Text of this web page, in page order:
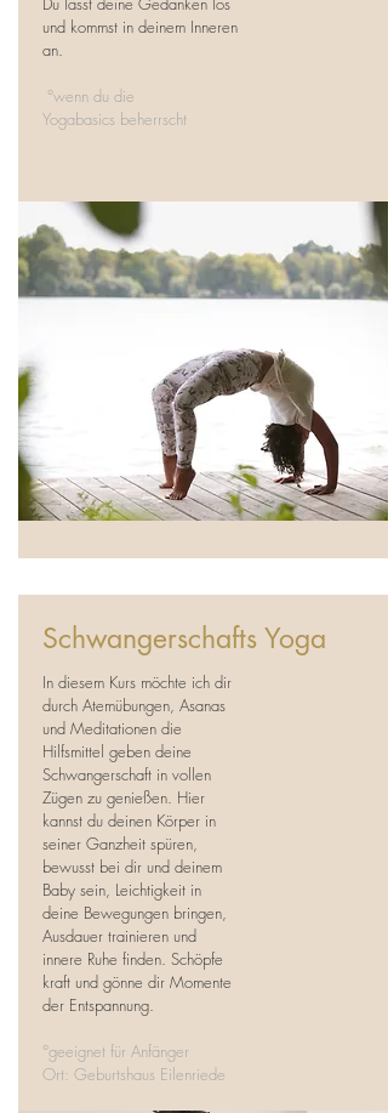
und kommst in deinem Inneren
an.
°wenn du die
Yogabasics beherrscht
Schwangerschafts Yoga
In diesem Kurs möchte ich dir
durch Atemübungen, Asanas
und Meditationen die
Hilfsmittel geben deine
Schwangerschaft in vollen
Zügen zu genießen. Hier
kannst du deinen Körper in
seiner Ganzheit spüren,
bewusst bei dir und deinem
Baby sein, Leichtigkeit in
deine Bewegungen bringen,
Ausdauer trainieren und
innere Ruhe finden. Schöpfe
kraft und gönne dir Momente
der Entspannung.
°geeignet für Anfänger
Ort: Geburtshaus Eilenriede